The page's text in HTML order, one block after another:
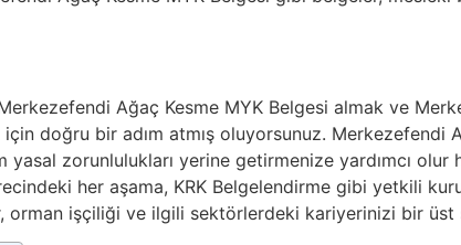
Ağaç Kesme MYK Belgesi almak ve
doğru bir adım atmış oluyorsunuz. Merkezefendi
zorunlulukları yerine getirmenize yardımcı olur
her aşama, KRK Belgelendirme gibi yetkili
işçiliği ve ilgili sektörlerdeki kariyerinizi bir üst